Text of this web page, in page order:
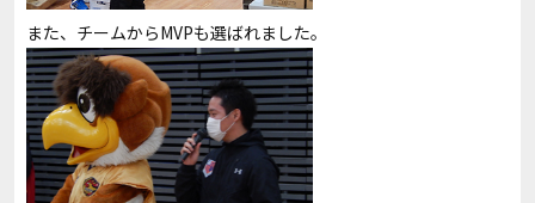
また、チームからMVPも選ばれました。